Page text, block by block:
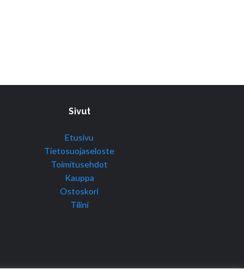
Sivut
Etusivu
Tietosuojaseloste
Toimitusehdot
Kauppa
Ostoskori
Tilini